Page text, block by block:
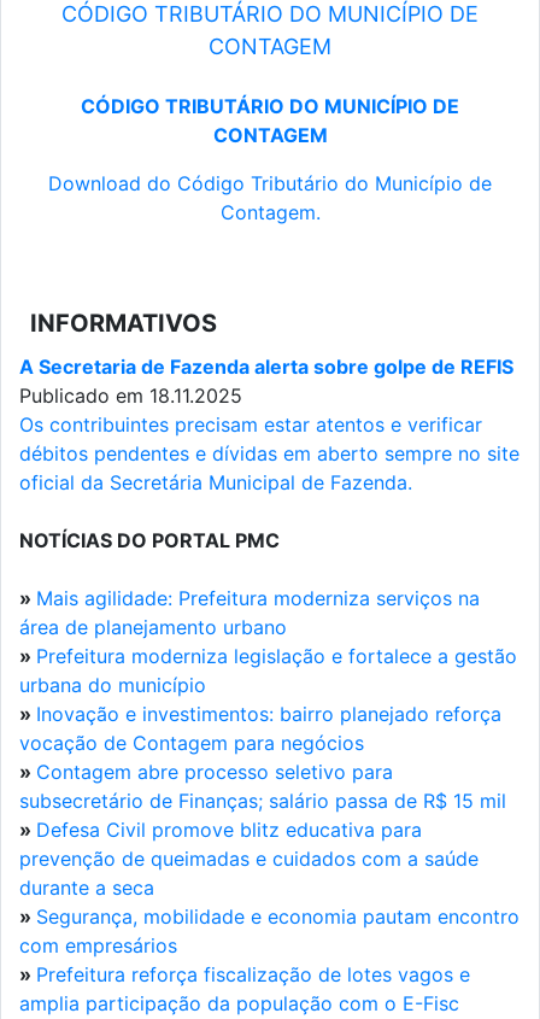
CÓDIGO TRIBUTÁRIO DO MUNICÍPIO DE
CONTAGEM
CÓDIGO TRIBUTÁRIO DO MUNICÍPIO DE
CONTAGEM
Download do Código Tributário do Município de
Contagem.
INFORMATIVOS
A Secretaria de Fazenda alerta sobre golpe de REFIS
Publicado em 18.11.2025
Os contribuintes precisam estar atentos e verificar
débitos pendentes e dívidas em aberto sempre no site
oficial da Secretária Municipal de Fazenda.
NOTÍCIAS DO PORTAL PMC
» Mais agilidade: Prefeitura moderniza serviços na
área de planejamento urbano
» Prefeitura moderniza legislação e fortalece a gestão
urbana do município
» Inovação e investimentos: bairro planejado reforça
vocação de Contagem para negócios
» Contagem abre processo seletivo para
subsecretário de Finanças; salário passa de R$ 15 mil
» Defesa Civil promove blitz educativa para
prevenção de queimadas e cuidados com a saúde
durante a seca
» Segurança, mobilidade e economia pautam encontro
com empresários
» Prefeitura reforça fiscalização de lotes vagos e
amplia participação da população com o E-Fisc